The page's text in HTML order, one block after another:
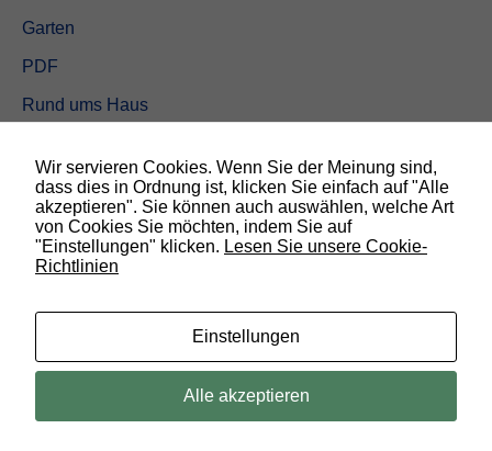
Garten
PDF
Rund ums Haus
Sicherheit
SUCHEN
© 2019 Bauland Magazin Braunschweig, Peine & Wolfsburg. All rights
Wir servieren Cookies. Wenn Sie der Meinung sind,
dass dies in Ordnung ist, klicken Sie einfach auf "Alle
akzeptieren". Sie können auch auswählen, welche Art
von Cookies Sie möchten, indem Sie auf
"Einstellungen" klicken. Lesen Sie unsere Cookie-
Richtlinien
Einstellungen
Alle akzeptieren
t
w
e
n
d
i
g